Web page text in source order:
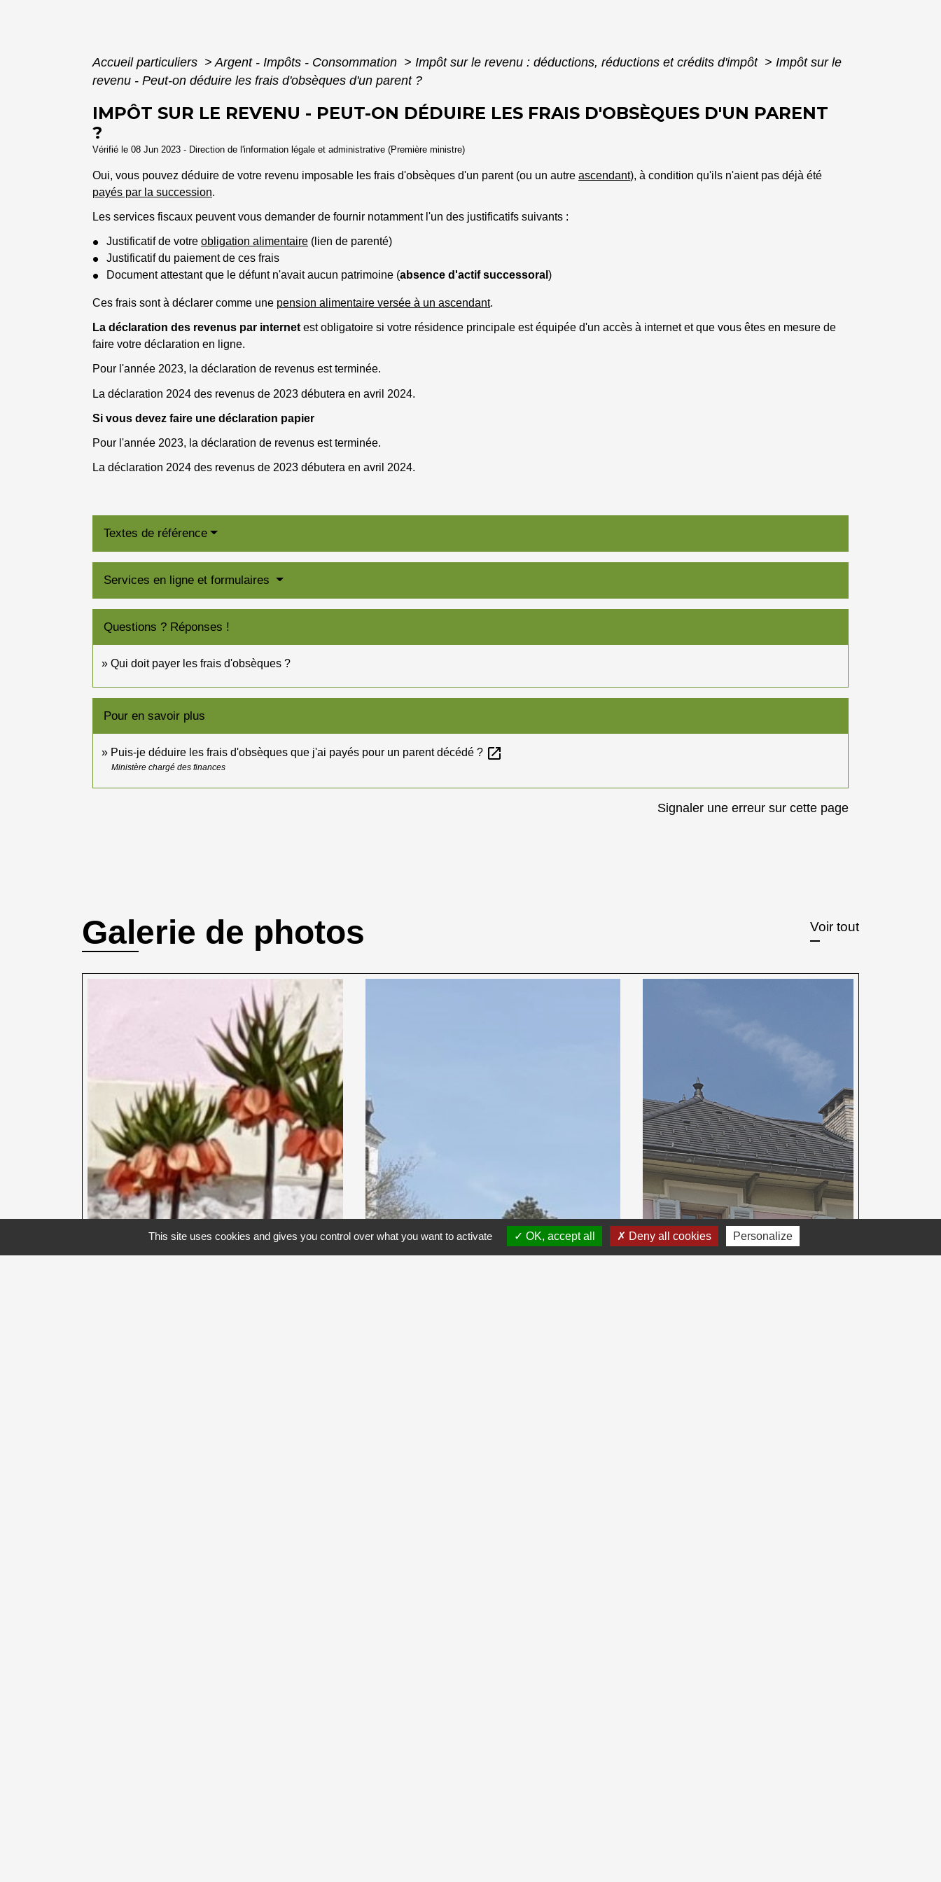
Accueil particuliers > Argent - Impôts - Consommation > Impôt sur le revenu : déductions, réductions et crédits d'impôt > Impôt sur le
revenu - Peut-on déduire les frais d'obsèques d'un parent ?
IMPÔT SUR LE REVENU - PEUT-ON DÉDUIRE LES FRAIS D'OBSÈQUES D'UN PARENT
?
Vérifié le 08 Jun 2023 - Direction de l'information légale et administrative (Première ministre)
Oui, vous pouvez déduire de votre revenu imposable les frais d'obsèques d'un parent (ou un autre ascendant), à condition qu'ils n'aient pas déjà été
payés par la succession.
Les services fiscaux peuvent vous demander de fournir notamment l'un des justificatifs suivants :
Justificatif de votre obligation alimentaire (lien de parenté)
Justificatif du paiement de ces frais
Document attestant que le défunt n'avait aucun patrimoine (absence d'actif successoral )
Ces frais sont à déclarer comme une pension alimentaire versée à un ascendant.
La déclaration des revenus par internet est obligatoire si votre résidence principale est équipée d'un accès à internet et que vous êtes en mesure de
faire votre déclaration en ligne.
Pour l'année 2023, la déclaration de revenus est terminée.
La déclaration 2024 des revenus de 2023 débutera en avril 2024.
Si vous devez faire une déclaration papier
Pour l'année 2023, la déclaration de revenus est terminée.
La déclaration 2024 des revenus de 2023 débutera en avril 2024.
Textes de référence
Services en ligne et formulaires
Questions ? Réponses !
Qui doit payer les frais d'obsèques ?
Pour en savoir plus
Puis-je déduire les frais d'obsèques que j'ai payés pour un parent décédé ? open_in_new
Ministère chargé des finances
Signaler une erreur sur cette page
Galerie de photos Voir tout
This site uses cookies and gives you control over what you want to activate OK, accept all Deny all cookies Personalize